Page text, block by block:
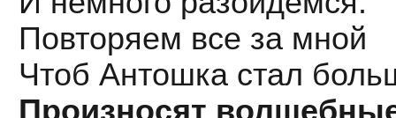
Повторяем все за мной
Чтоб Антошка стал
Произносят